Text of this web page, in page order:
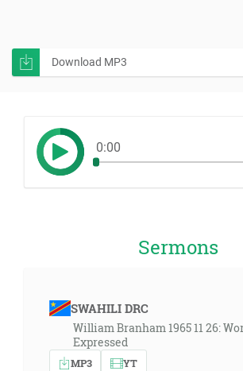
Download MP3
0:00
Sermons
SWAHILI DRC
William Branham 1965 11 26:
Expressed
MP3 YT